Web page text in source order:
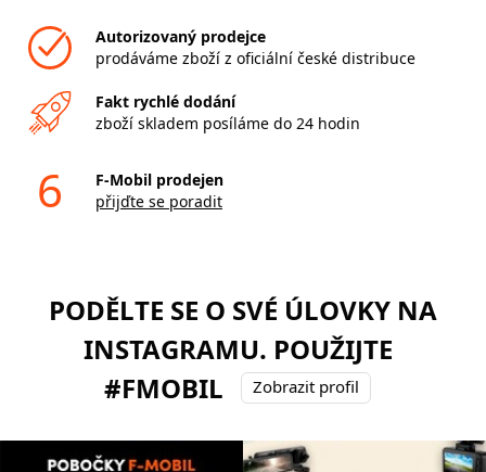
Autorizovaný prodejce
prodáváme zboží z oficiální české distribuce
Fakt rychlé dodání
zboží skladem posíláme do 24 hodin
6
F-Mobil prodejen
přijďte se poradit
PODĚLTE SE O SVÉ ÚLOVKY NA
INSTAGRAMU. POUŽIJTE
#FMOBIL
Zobrazit profil